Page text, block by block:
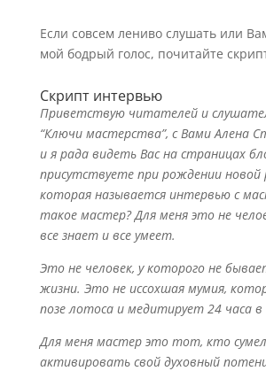
Если совсем лениво слушать или
мой бодрый голос, почитайте
Скрипт интервью
Приветствую читателей и
“Ключи мастерства”, с Вами Алена
и я рада видеть Вас на страницах
присутствуете при рождении новой
которая называется интервью с
такое мастер? Для меня это не
все знает и все умеет.
Это не человек, у которого не
жизни. Это не иссохшая мумия,
позе лотоса и медитирует 24 часа в
Для меня мастер это тот, кто сумел
активировать свой духовный